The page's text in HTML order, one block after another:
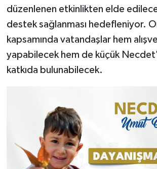
düzenlenen etkinlikten elde
destek sağlanması hedefleniyor.
kapsamında vatandaşlar hem
yapabilecek hem de küçük
katkıda bulunabilecek.